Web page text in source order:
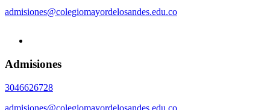
admisiones@colegiomayordelosandes.edu.co
Admisiones
3046626728
admisiones@colegiomayordelosandes.edu.co